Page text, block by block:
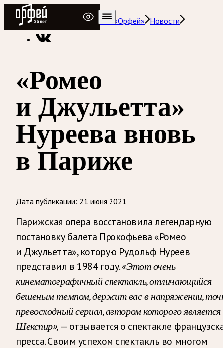
Радио Орфей
Радио классической музыки «Орфей» Новости
«Ромео
и Джульетта»
Нуреева вновь
в Париже
Дата публикации: 21 июня 2021
Парижская опера восстановила легендарную
постановку балета Прокофьева «Ромео
и Джульетта», которую Рудольф Нуреев
представил в 1984 году.«Этот очень
кинематографичный спектакль, отличающийся
бешеным темпом, держит вас в напряжении,
превосходный сериал, автором которого является
Шекспир», — отзывается о спектакле
пресса. Своим успехом спектакль во многом